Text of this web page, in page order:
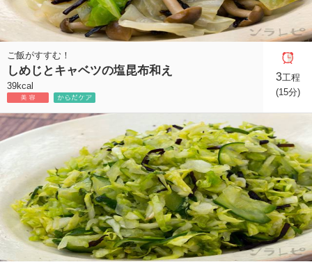
ご飯がすすむ！
しめじとキャベツの塩昆布和え
39kcal
3工程
(15分)